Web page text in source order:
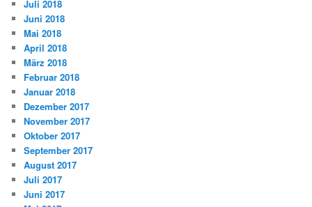
Juli 2018
Juni 2018
Mai 2018
April 2018
März 2018
Februar 2018
Januar 2018
Dezember 2017
November 2017
Oktober 2017
September 2017
August 2017
Juli 2017
Juni 2017